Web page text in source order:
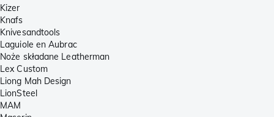
Kizer
Knafs
Knivesandtools
Laguiole en Aubrac
Noże składane Leatherman
Lex Custom
Liong Mah Design
LionSteel
MAM